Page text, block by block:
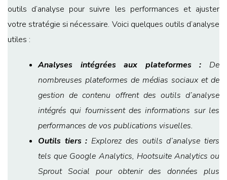
outils d’analyse pour suivre les performances et ajuster
votre stratégie si nécessaire. Voici quelques outils d’analyse
utiles :
Analyses intégrées aux plateformes : De
nombreuses plateformes de médias sociaux et de
gestion de contenu offrent des outils d’analyse
intégrés qui fournissent des informations sur les
performances de vos publications visuelles.
Outils tiers : Explorez des outils d’analyse tiers
tels que Google Analytics, Hootsuite Analytics ou
Sprout Social pour obtenir des données plus